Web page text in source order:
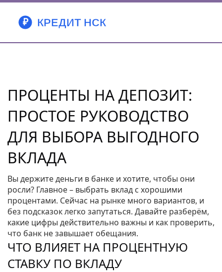
ПРОЦЕНТЫ НА ДЕПОЗИТ:
ПРОСТОЕ РУКОВОДСТВО
ДЛЯ ВЫБОРА ВЫГОДНОГО
ВКЛАДА
Вы держите деньги в банке и хотите, чтобы они
росли? Главное – выбрать вклад с хорошими
процентами. Сейчас на рынке много вариантов, и
без подсказок легко запутаться. Давайте разберём,
какие цифры действительно важны и как проверить,
что банк не завышает обещания.
ЧТО ВЛИЯЕТ НА ПРОЦЕНТНУЮ
СТАВКУ ПО ВКЛАДУ